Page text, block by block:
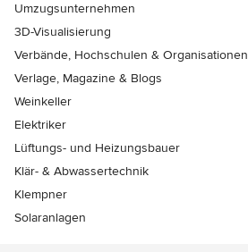
Umzugsunternehmen
3D-Visualisierung
Verbände, Hochschulen & Organisationen
Verlage, Magazine & Blogs
Weinkeller
Elektriker
Lüftungs- und Heizungsbauer
Klär- & Abwassertechnik
Klempner
Solaranlagen